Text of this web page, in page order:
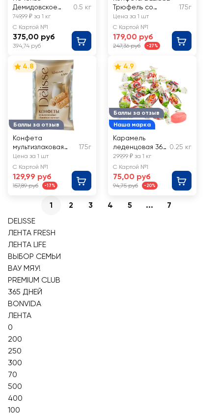
Демидовское
льняное на
фруктозе,
весовое
0.5 кг
749,99 ₽ за 1 кг
С Картой №1
375,00 руб
394,74 руб
Трюфель со
вкусом рома
175г
Цена за 1 шт
С Картой №1
179,00 руб
247,36 руб -27%
Баллы за отзыв
4.8
Конфета
мультизлаковая
DELISSE Топленое
молоко
175г
Цена за 1 шт
С Картой №1
129,99 руб
157,89 руб -17%
Баллы за отзыв
Наша марка
4.9
Карамель
леденцовая 365
ДНЕЙ Каприз со
вкусом
грейпфрута,
клубники, манго,
лимона,
0.25 кг
299,99 ₽ за 1 кг
С Картой №1
75,00 руб
94,75 руб -20%
1 2 3 4 5 ...
7
DELISSE
ЛЕНТА FRESH
ЛЕНТА LIFE
ВЫБОР СЕМЬИ
ВАУ МЯУ!
PREMIUM CLUB
365 ДНЕЙ
BONVIDA
ЛЕНТА
0
200
250
300
70
500
400
100